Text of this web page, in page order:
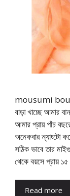
mousumi
বাড়া খাচ্ছে আমার
আমার প্রায় পাঁচ
অনেকবার ন্যাংটো
সঠিক ভাবে তার
থেকে বয়সে প্রায়
Read more